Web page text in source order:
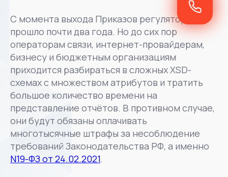
С момента выхода Приказов регулятора
прошло почти два года. Но до сих пор
операторам связи, интернет-провайдерам,
бизнесу и бюджетным организациям
приходится разбираться в сложных XSD-
схемах с множеством атрибутов и тратить
большое количество времени на
представление отчётов. В противном случае,
они будут обязаны оплачивать
многотысячные штрафы за несоблюдение
требований Законодательства РФ, а именно
N19-ФЗ от 24.02.2021.